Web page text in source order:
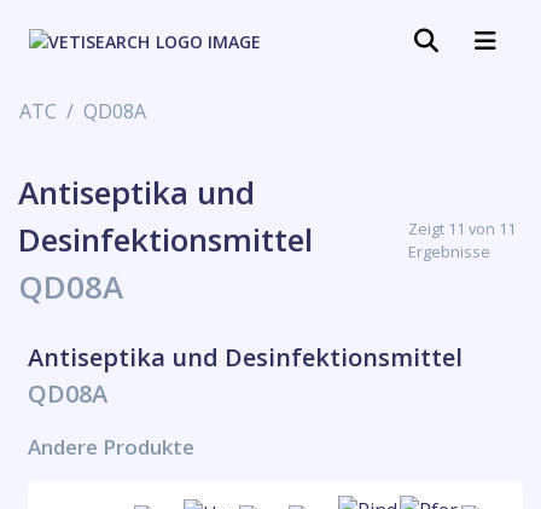
ATC QD08A
Antiseptika und
Desinfektionsmittel
QD08A
Zeigt 11 von 11
Ergebnisse
Antiseptika und Desinfektionsmittel
QD08A
Andere Produkte